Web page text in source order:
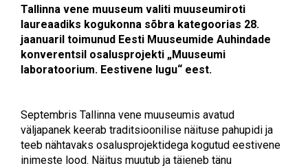
Tallinna vene muuseum valiti muuseumiroti
laureaadiks kogukonna sõbra kategoorias 28.
jaanuaril toimunud Eesti Muuseumide Auhindade
konverentsil osalusprojekti „Muuseumi
laboratoorium. Eestivene lugu“ eest.
Septembris Tallinna vene muuseumis avatud
väljapanek keerab traditsioonilise näituse pahupidi ja
teeb nähtavaks osalusprojektidega kogutud eestivene
inimeste lood. Näitus muutub ja täieneb tänu